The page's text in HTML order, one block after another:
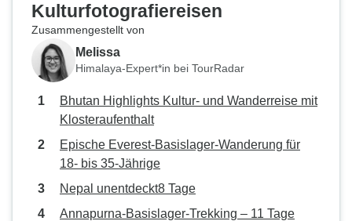
Kulturfotografiereisen
Zusammengestellt von
Melissa
Himalaya-Expert*in bei TourRadar
Bhutan Highlights Kultur- und Wanderreise mit
Klosteraufenthalt
Epische Everest-Basislager-Wanderung für
18- bis 35-Jährige
Nepal unentdeckt8 Tage
Annapurna-Basislager-Trekking – 11 Tage